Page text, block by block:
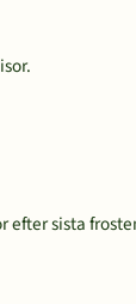
efter sista